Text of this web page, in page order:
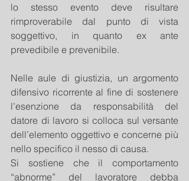
lo stesso evento deve risultare
rimproverabile dal punto di vista
soggettivo, in quanto ex ante
prevedibile e prevenibile.
Nelle aule di giustizia, un argomento
difensivo ricorrente al fine di sostenere
l’esenzione da responsabilità del
datore di lavoro si colloca sul versante
dell’elemento oggettivo e concerne più
nello specifico il nesso di causa.
Si sostiene che il comportamento
“abnorme” del lavoratore debba